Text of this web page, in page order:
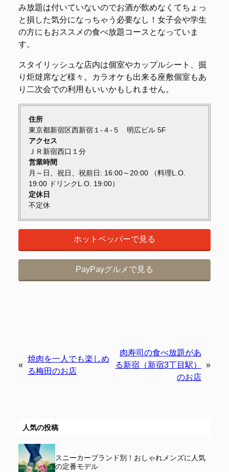
み放題は付いていないのでお酒が飲めなくてちょっ
と損した気分になっちゃう必要なし！女子会や学生
の方にもおススメの食べ放題コースとなっていま
す。
スタイリッシュな店内は個室やカップルシート、掘
り炬燵席など様々。カラオケも出来る座敷個室もあ
り二次会での利用もいいかもしれません。
住所
東京都新宿区西新宿１-４-５ 明広ビル 5F
アクセス
ＪＲ新宿西口１分
営業時間
月～日、祝日、祝前日: 16:00～20:00 （料理L.O.
19:00 ドリンクL.O. 19:00）
定休日
不定休
ホットペッパーで見る
PayPayグルメで見る
«
焼肉を一人でも楽しめ
る梅田のお店
肉寿司の食べ放題があ
る新宿（新宿3丁目駅）
のお店
»
人気の投稿
スニーカーブランド別！おしゃれメンズに人気
の定番モデル